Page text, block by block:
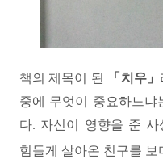
책의 제목이 된 「치우」
중에 무엇이 중요하느냐
다. 자신이 영향을 준 사
힘들게 살아온 친구를 보